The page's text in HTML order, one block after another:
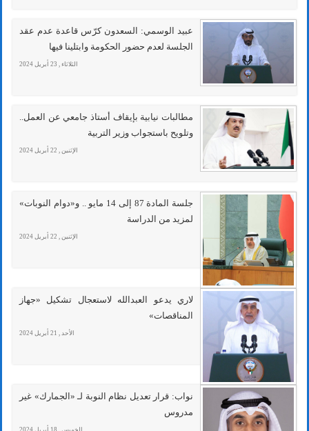
عبيد الوسمي: السعدون كرّس قاعدة عدم عقد
الجلسة لعدم حضور الحكومة وابتلينا فيها
الثلاثاء , 23 أبريل 2024
مطالبات نيابية بإيقاف أستاذ جامعي عن العمل..
وتلويح باستجواب وزير التربية
الإثنين , 22 أبريل 2024
جلسة المادة 87 إلى 14 مايو .. و«دوام النوبات»
لمزيد من الدراسة
الإثنين , 22 أبريل 2024
لاري يدعو العبدالله لاستعجال تشكيل «جهاز
المناقصات»
الأحد , 21 أبريل 2024
نواب: قرار تعديل نظام النوبة لـ «الجمارك» غير
مدروس